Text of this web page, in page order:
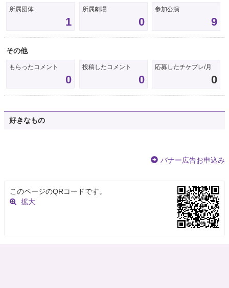
所属団体
1
所属劇場
0
参加公演
9
その他
もらったコメント
0
投稿したコメント
0
応募したチケプレ/月
0
好きなもの
バナー広告お申込み
このページのQRコードです。
拡大